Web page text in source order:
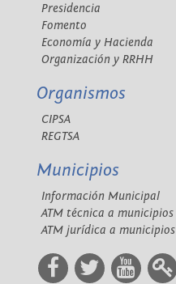
Presidencia
Fomento
Economía y Hacienda
Organización y RRHH
Organismos
CIPSA
REGTSA
Municipios
Información Municipal
ATM técnica a municipios
ATM jurídica a municipios